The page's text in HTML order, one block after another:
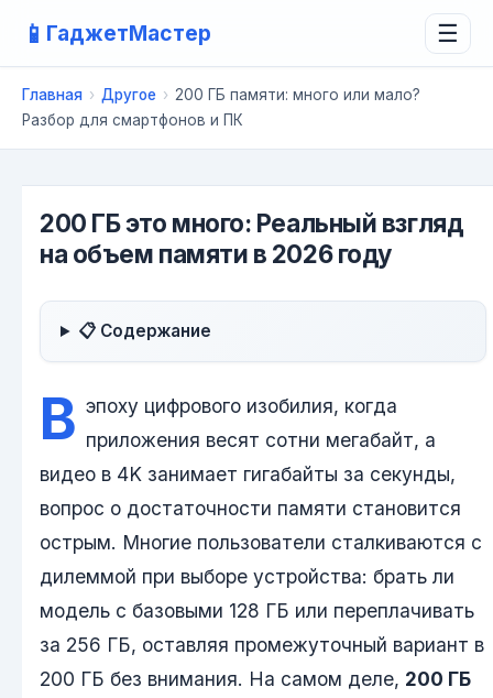
📱 ГаджетМастер ☰
Главная › Другое › 200 ГБ памяти: много или мало?
Разбор для смартфонов и ПК
200 ГБ это много: Реальный взгляд
на объем памяти в 2026 году
📋 Содержание
В эпоху цифрового изобилия, когда
приложения весят сотни мегабайт, а
видео в 4K занимает гигабайты за секунды,
вопрос о достаточности памяти становится
острым. Многие пользователи сталкиваются с
дилеммой при выборе устройства: брать ли
модель с базовыми 128 ГБ или переплачивать
за 256 ГБ, оставляя промежуточный вариант в
200 ГБ без внимания. На самом деле, 200 ГБ